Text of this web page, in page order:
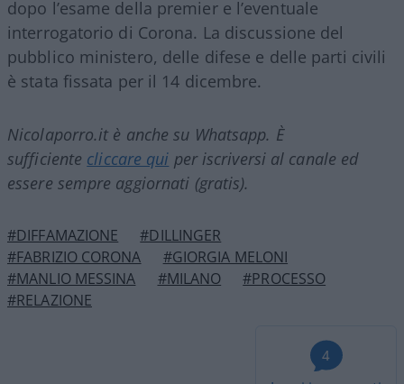
dopo l’esame della premier e l’eventuale
interrogatorio di Corona. La discussione del
pubblico ministero, delle difese e delle parti civili
è stata fissata per il 14 dicembre.
Nicolaporro.it è anche su Whatsapp. È
sufficiente cliccare qui per iscriversi al canale ed
essere sempre aggiornati (gratis).
#DIFFAMAZIONE
#DILLINGER
#FABRIZIO CORONA
#GIORGIA MELONI
#MANLIO MESSINA
#MILANO
#PROCESSO
#RELAZIONE
4